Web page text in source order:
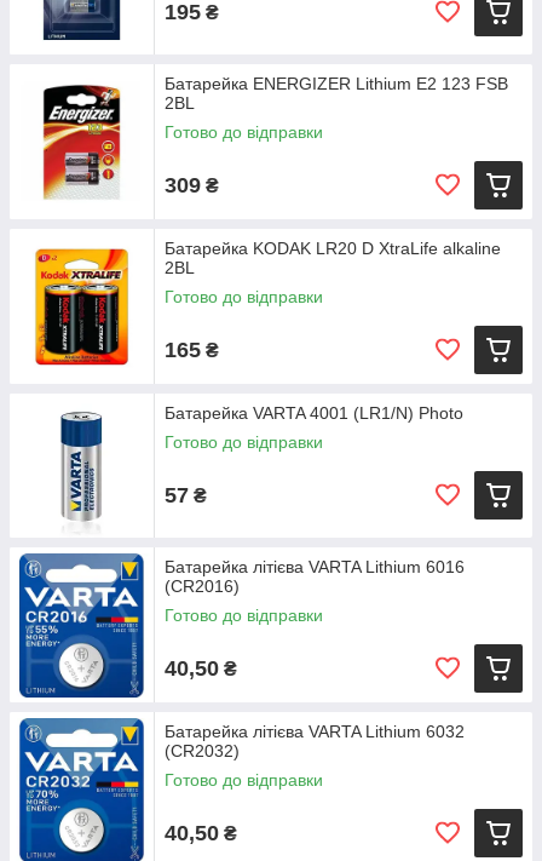
195 ₴
Батарейка ENERGIZER Lithium E2 123 FSB
2BL
Готово до відправки
309 ₴
Батарейка KODAK LR20 D XtraLife alkaline
2BL
Готово до відправки
165 ₴
Батарейка VARTA 4001 (LR1/N) Photo
Готово до відправки
57 ₴
Батарейка літієва VARTA Lithium 6016
(CR2016)
Готово до відправки
40,50 ₴
Батарейка літієва VARTA Lithium 6032
(CR2032)
Готово до відправки
40,50 ₴